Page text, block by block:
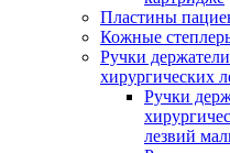
Пластины
Кожные
Ручки
хирургических
Ручки
лезвий